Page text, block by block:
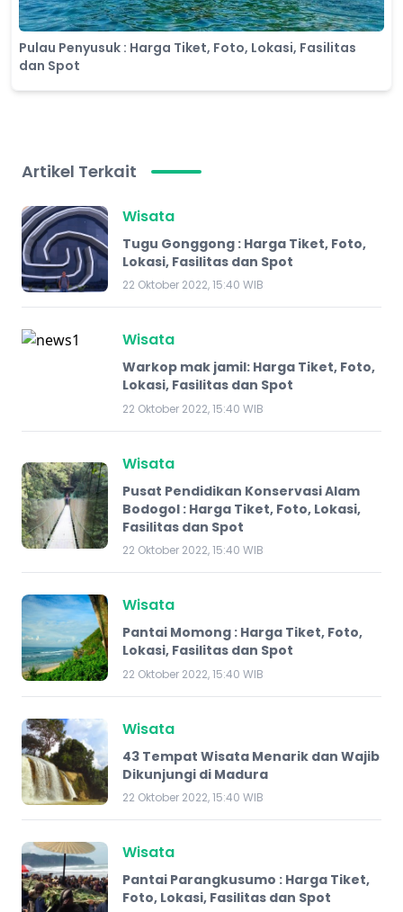
​Pulau Penyusuk : Harga Tiket, Foto, Lokasi, Fasilitas
dan Spot
Artikel Terkait
Wisata
Tugu Gonggong : Harga Tiket, Foto,
Lokasi, Fasilitas dan Spot
22 Oktober 2022, 15:40 WIB
Wisata
Warkop mak jamil: Harga Tiket, Foto,
Lokasi, Fasilitas dan Spot
22 Oktober 2022, 15:40 WIB
Wisata
Pusat Pendidikan Konservasi Alam
Bodogol : Harga Tiket, Foto, Lokasi,
Fasilitas dan Spot
22 Oktober 2022, 15:40 WIB
Wisata
Pantai Momong : Harga Tiket, Foto,
Lokasi, Fasilitas dan Spot
22 Oktober 2022, 15:40 WIB
Wisata
43 Tempat Wisata Menarik dan Wajib
Dikunjungi di Madura
22 Oktober 2022, 15:40 WIB
Wisata
Pantai Parangkusumo : Harga Tiket,
Foto, Lokasi, Fasilitas dan Spot